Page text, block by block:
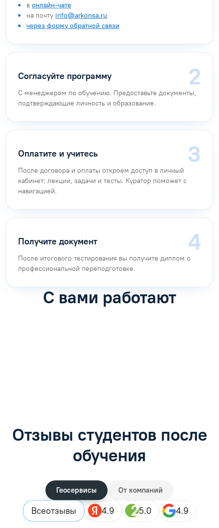
в онлайн-чате
на почту info@arkonsa.ru
через форму обратной связи
Согласуйте программу
С менеджером по обучению. Предоставьте документы,
подтверждающие личность и образование.
Оплатите и учитесь
После договора и оплаты откроем доступ в личный
кабинет: лекции, задачи и тесты. Куратор поможет с
навигацией.
Получите документ
После итогового тестирования вы получите диплом о
профессиональной переподготовке.
С вами работают
Отзывы студентов после
обучения
Геосервисы От компаний
Всеотзывы 4.9 5.0 4.9